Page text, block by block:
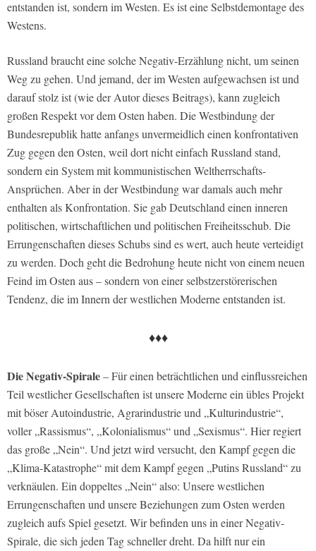
entstanden ist, sondern im Westen. Es ist eine Selbstdemontage des
Westens.
Russland braucht eine solche Negativ-Erzählung nicht, um seinen
Weg zu gehen. Und jemand, der im Westen aufgewachsen ist und
darauf stolz ist (wie der Autor dieses Beitrags), kann zugleich
großen Respekt vor dem Osten haben. Die Westbindung der
Bundesrepublik hatte anfangs unvermeidlich einen konfrontativen
Zug gegen den Osten, weil dort nicht einfach Russland stand,
sondern ein System mit kommunistischen Weltherrschafts-
Ansprüchen. Aber in der Westbindung war damals auch mehr
enthalten als Konfrontation. Sie gab Deutschland einen inneren
politischen, wirtschaftlichen und politischen Freiheitsschub. Die
Errungenschaften dieses Schubs sind es wert, auch heute verteidigt
zu werden. Doch geht die Bedrohung heute nicht von einem neuen
Feind im Osten aus – sondern von einer selbstzerstörerischen
Tendenz, die im Innern der westlichen Moderne entstanden ist.
♦♦♦
Die Negativ-Spirale– Für einen beträchtlichen und einflussreichen
Teil westlicher Gesellschaften ist unsere Moderne ein übles Projekt
mit böser Autoindustrie, Agrarindustrie und „Kulturindustrie“,
voller „Rassismus“, „Kolonialismus“ und „Sexismus“. Hier regiert
das große „Nein“. Und jetzt wird versucht, den Kampf gegen die
„Klima-Katastrophe“ mit dem Kampf gegen „Putins Russland“ zu
verknäulen. Ein doppeltes „Nein“ also: Unsere westlichen
Errungenschaften und unsere Beziehungen zum Osten werden
zugleich aufs Spiel gesetzt. Wir befinden uns in einer Negativ-
Spirale, die sich jeden Tag schneller dreht. Da hilft nur ein